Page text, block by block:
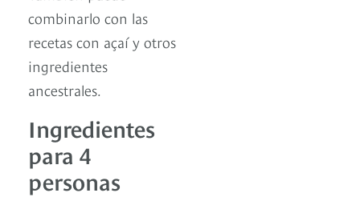
combinarlo con las
recetas con açaí y otros
ingredientes
ancestrales.
Ingredientes
para 4
personas